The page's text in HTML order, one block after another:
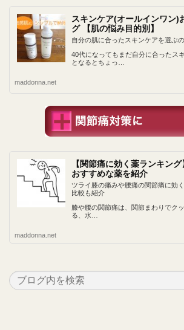
スキンケア(オールインワン)
グ 【肌の悩み目的別】
自分の肌に合ったスキンケアを選ぶ
40代になってもまだ自分に合ったス
となるとちょっ…
maddonna.net
【関節痛に効く薬ランキン
おすすめな薬を紹介
ツライ膝の痛みや腰痛の関節痛に効
比較も紹介
膝や腰の関節痛は、関節まわりでク
る、水…
maddonna.net